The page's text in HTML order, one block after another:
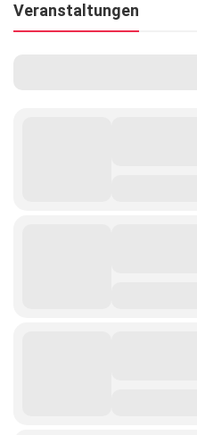
Veranstaltungen